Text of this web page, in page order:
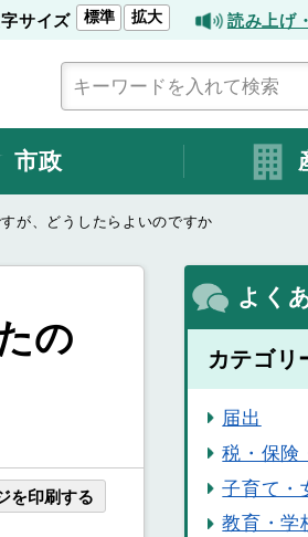
サイズ 標準 拡大 読み上げ
市政
が、どうしたらよいのですか
の
を印刷する
よく
カテゴリ
届出
税・保険
子育て・
教育・学